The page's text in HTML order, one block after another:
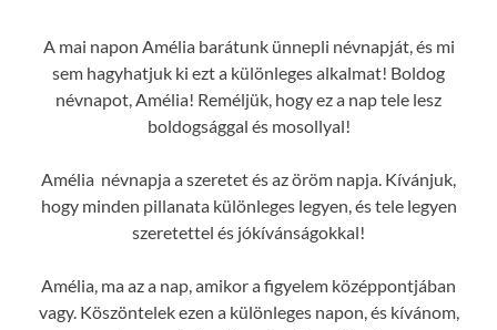
A mai napon Amélia barátunk ünnepli névnapját, és mi
sem hagyhatjuk ki ezt a különleges alkalmat! Boldog
névnapot, Amélia! Reméljük, hogy ez a nap tele lesz
boldogsággal és mosollyal!
Amélia névnapja a szeretet és az öröm napja. Kívánjuk,
hogy minden pillanata különleges legyen, és tele legyen
szeretettel és jókívánságokkal!
Amélia, ma az a nap, amikor a figyelem középpontjában
vagy. Köszöntelek ezen a különleges napon, és kívánom,